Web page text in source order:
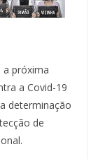
a próxima
a Covid-19
determinação
de